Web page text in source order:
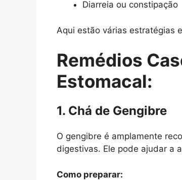
Diarreia ou constipação
Aqui estão várias estratégias e
Remédios
Estomacal:
1. Chá de Gengibre
O gengibre é amplamente
digestivas. Ele pode ajudar a
Como preparar: